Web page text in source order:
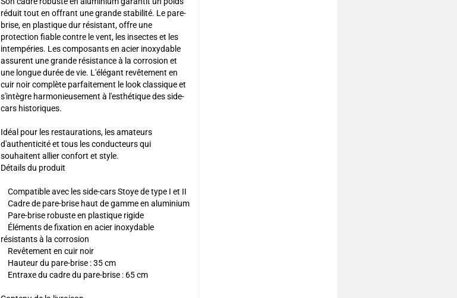
réduit tout en offrant une grande stabilité. Le pare-
brise, en plastique dur résistant, offre une
protection fiable contre le vent, les insectes et les
intempéries. Les composants en acier inoxydable
assurent une grande résistance à la corrosion et
une longue durée de vie. L'élégant revêtement en
cuir noir complète parfaitement le look classique et
s'intègre harmonieusement à l'esthétique des side-
cars historiques.
Idéal pour les restaurations, les amateurs
d'authenticité et tous les conducteurs qui
souhaitent allier confort et style.
Détails du produit
Compatible avec les side-cars Stoye de type I et II
Cadre de pare-brise haut de gamme en aluminium
Pare-brise robuste en plastique rigide
Éléments de fixation en acier inoxydable
résistants à la corrosion
Revêtement en cuir noir
Hauteur du pare-brise : 35 cm
Entraxe du cadre du pare-brise : 65 cm